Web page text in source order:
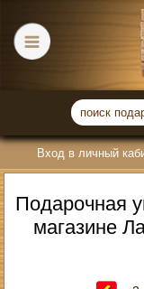
Вход в личный
Подарочная
магазине